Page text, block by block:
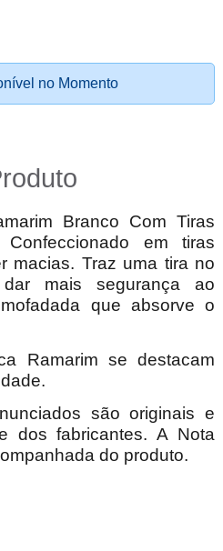
no Momento
Branco Com Tiras
Confeccionado em tiras
macias. Traz uma tira no
mais segurança ao
que absorve o
Ramarim se destacam
são originais e
dos fabricantes. A Nota
do produto.